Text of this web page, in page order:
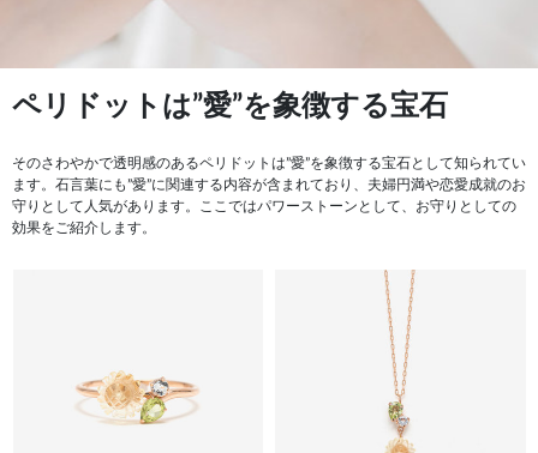
ペリドットは”愛”を象徴する宝石
そのさわやかで透明感のあるペリドットは”愛”を象徴する宝石として知られてい
ます。石言葉にも”愛”に関連する内容が含まれており、夫婦円満や恋愛成就のお
守りとして人気があります。ここではパワーストーンとして、お守りとしての
効果をご紹介します。